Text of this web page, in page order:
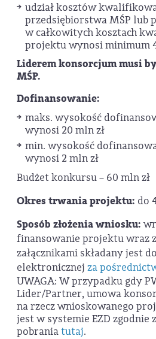
udział kosztów
przedsiębiorstwa MŚP lub
w całkowitych kosztach
projektu wynosi minimum
Liderem konsorcjum musi
MŚP.
Dofinansowanie:
maks. wysokość
wynosi 20 mln zł
min. wysokość
wynosi 2 mln zł
Budżet konkursu – 60 mln zł
Okres trwania projektu: do
Sposób złożenia wniosku:
finansowanie projektu wraz
załącznikami składany jest
elektronicznej za
UWAGA: W przypadku gdy
Lider/Partner, umowa
na rzecz wnioskowanego
jest w systemie EZD zgodnie
pobraniatutaj.